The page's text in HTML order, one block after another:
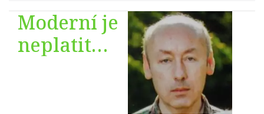
Moderní je
neplatit…